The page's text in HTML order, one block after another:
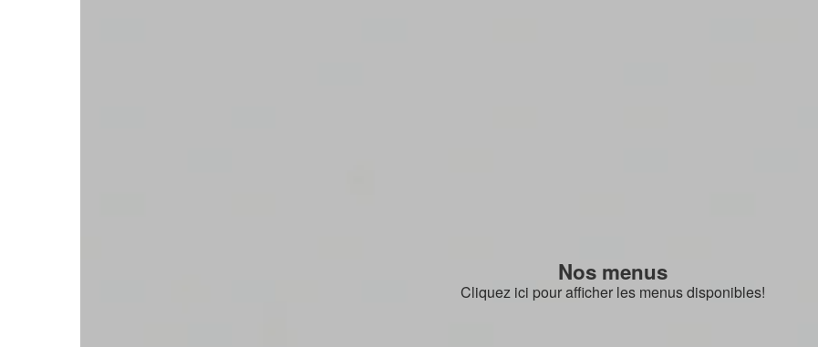
Nos menus
Cliquez ici pour afficher les menus disponibles!